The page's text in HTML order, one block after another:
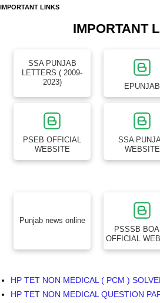
IMPORTANT LINKS
IMPORTANT
SSA PUNJAB
LETTERS ( 2009-
2023)
EPUNJAB
PSEB OFFICIAL
WEBSITE
SSA
WEBSITE
Punjab news online
PSSSB
OFFICIAL
HP TET NON MEDICAL ( PCM )
HP TET NON MEDICAL QUESTION